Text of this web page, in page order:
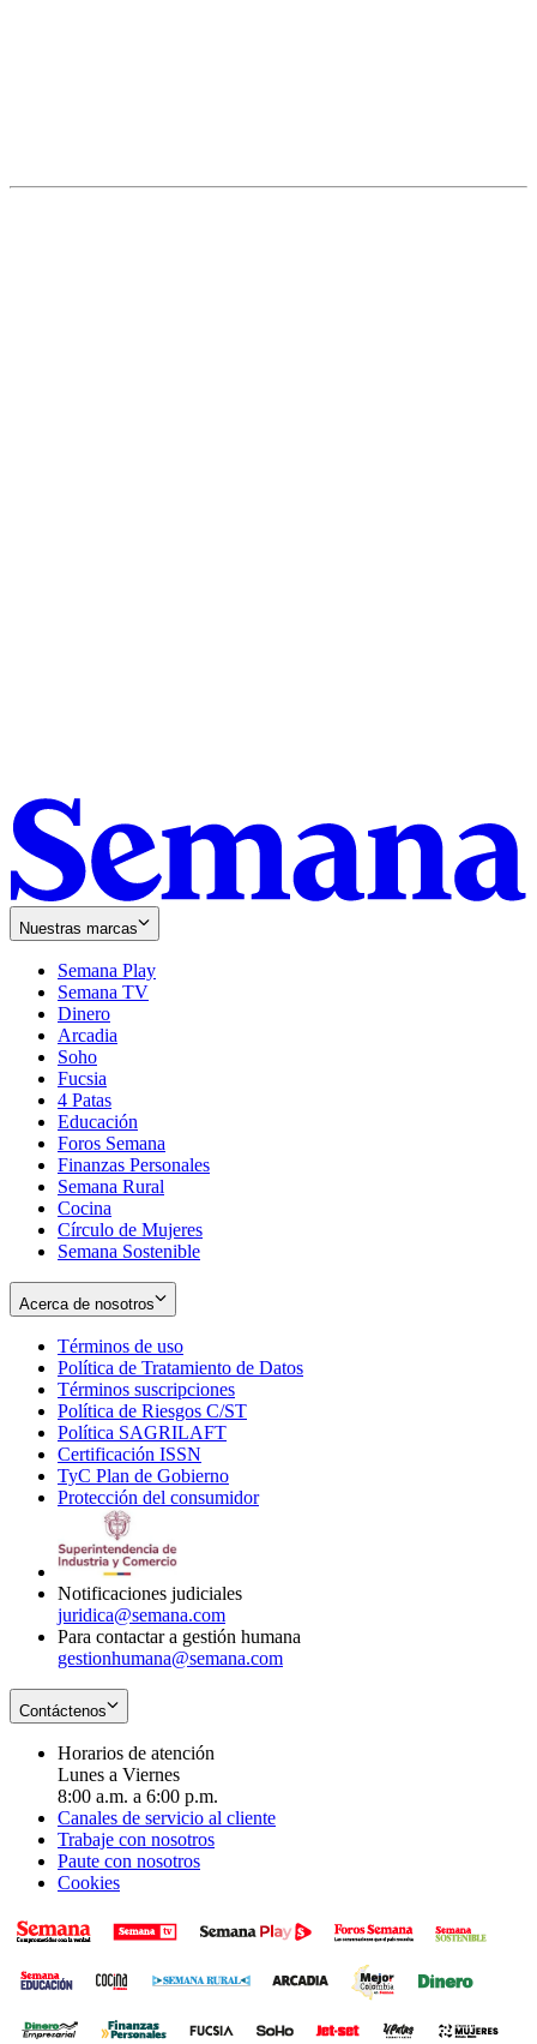
Nuestras marcas
Semana Play
Semana TV
Dinero
Arcadia
Soho
in
new
window
Fucsia
in
new
window
4 Patas
Educación
Foros Semana
Finanzas Personales
Semana Rural
Cocina
Círculo de Mujeres
Semana Sostenible
Acerca de nosotros
Términos de uso
in
new
window
Política de Tratamiento de Datos
Términos suscripciones
in
Política de Riesgos C/ST
Política SAGRILAFT
new
window
Certificación ISSN
in
new
TyC Plan de Gobierno
in
Protección del consumidorOpens
Notificaciones judiciales
juridica@semana.com
Para contactar a gestión humana
gestionhumana@semana.com
Contáctenos
Horarios de atención
Lunes a Viernes
8:00 a.m. a 6:00 p.m.
Canales de servicio al cliente
Trabaje con nosotros
Paute con nosotros
Cookies